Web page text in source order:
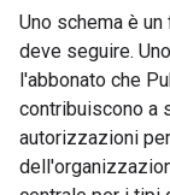
Uno schema è
deve seguire.
l'abbonato che
contribuiscono a
autorizzazioni